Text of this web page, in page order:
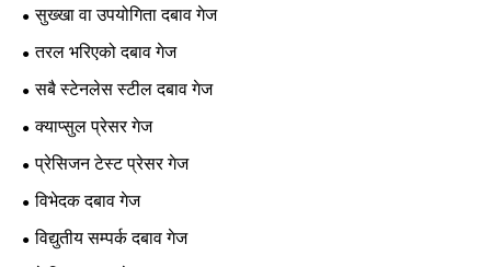
सुख्खा वा उपयोगिता दबाव गेज
तरल भरिएको दबाव गेज
सबै स्टेनलेस स्टील दबाव गेज
क्याप्सुल प्रेसर गेज
प्रेसिजन टेस्ट प्रेसर गेज
विभेदक दबाव गेज
विद्युतीय सम्पर्क दबाव गेज